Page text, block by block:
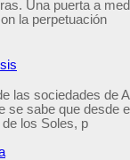
Una puerta a
la perpetuación
las sociedades de
se sabe que desde
los Soles, p